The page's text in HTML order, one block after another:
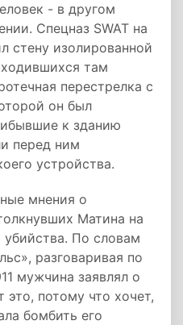
- в другом
Спецназ SWAT на
стену изолированной
там
перестрелка с
он был
к зданию
перед ним
устройства.
мнения о
Матина на
По словам
разговаривая по
мужчина заявлял о
потому что хочет,
бомбить его